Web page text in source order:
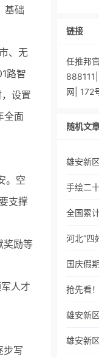
基础
、无
路智
设置
全面
。空
支撑
奖励等
人才
步写
链接
任推邦
888111
网
172
随机文
雄安新
手绘二
全国累
河北“四
国庆假
抢先看
雄安新
雄安新